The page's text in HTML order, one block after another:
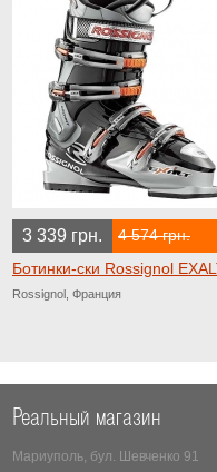
3 339 грн. 4 574 грн.
Ботинки-ски Rossignol
Rossignol, Франция
Реальный магазин
Мариуполь, бул. Шевченко 91